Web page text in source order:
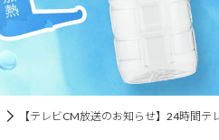
【テレビCM放送のお知らせ】24時間テ